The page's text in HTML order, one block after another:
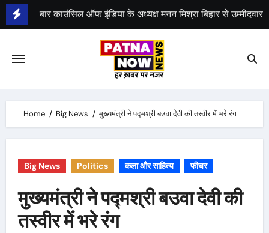
Skip
to
भीम सेना का 21 अगस्त को भारत बंद, राजद का बंद को समर्थन
Home Big News मुख्यमंत्री ने पद्मश्री बउवा देवी की तस्वीर में भरे रंग
Big News Politics कला और साहित्य फीचर
मुख्यमंत्री ने पद्मश्री बउवा देवी की
तस्वीर में भरे रंग